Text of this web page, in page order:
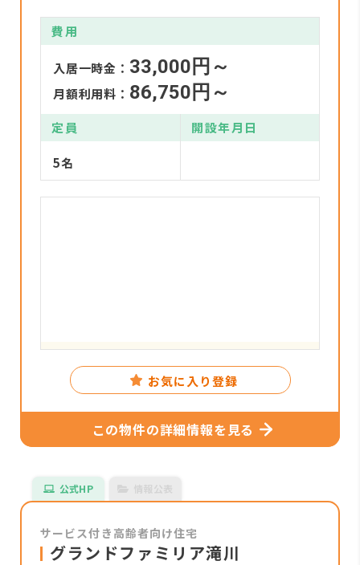
費用
入居一時金： 33,000円～
月額利用料： 86,750円～
定員 開設年月日
5名
お気に入り登録
この物件の詳細情報を見る
公式HP
サービス付き高齢者向け住宅
グランドファミリア滝川